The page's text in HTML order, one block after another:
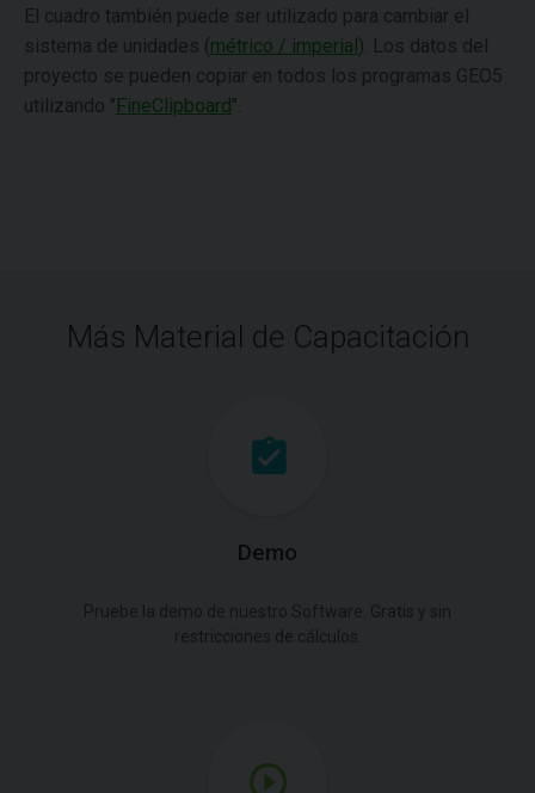
El cuadro también puede ser utilizado para cambiar el
sistema de unidades ( métrico / imperial). Los datos del
proyecto se pueden copiar en todos los programas GEO5
utilizando "FineClipboard".
Más Material de Capacitación
Demo